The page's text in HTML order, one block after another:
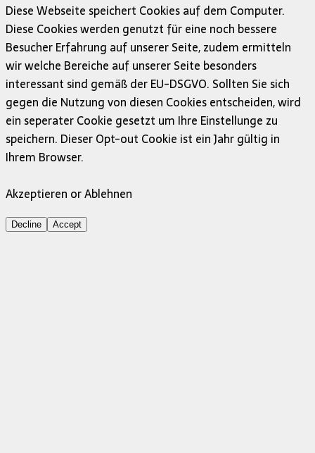
Diese Webseite speichert Cookies auf dem Computer.
Diese Cookies werden genutzt für eine noch bessere
Besucher Erfahrung auf unserer Seite, zudem ermitteln
wir welche Bereiche auf unserer Seite besonders
interessant sind gemäß der EU-DSGVO. Sollten Sie sich
gegen die Nutzung von diesen Cookies entscheiden, wird
ein seperater Cookie gesetzt um Ihre Einstellunge zu
speichern. Dieser Opt-out Cookie ist ein Jahr gültig in
Ihrem Browser.
Akzeptieren or Ablehnen
Decline Accept